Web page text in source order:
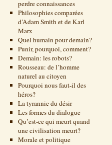
perdre connaissances
Philosophies comparées
d’Adam Smith et de Karl
Marx
Quel humain pour demain?
Punir, pourquoi, comment?
Demain: les robots?
Rousseau: de l’homme
naturel au citoyen
Pourquoi nous faut-il des
héros?
La tyrannie du désir
Les formes du dialogue
Qu’est-ce qui meurt quand
une civilisation meurt?
Morale et politique